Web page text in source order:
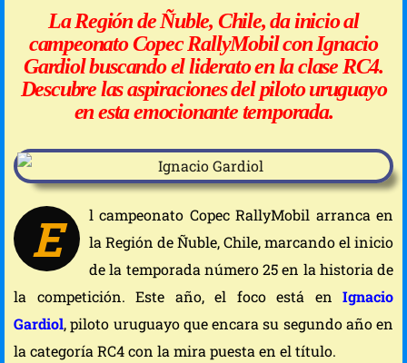
La Región de Ñuble, Chile, da inicio al
campeonato Copec RallyMobil con Ignacio
Gardiol buscando el liderato en la clase RC4.
Descubre las aspiraciones del piloto uruguayo
en esta emocionante temporada.
E
l campeonato Copec RallyMobil arranca en
la Región de Ñuble, Chile, marcando el inicio
de la temporada número 25 en la historia de
la competición. Este año, el foco está en Ignacio
Gardiol, piloto uruguayo que encara su segundo año en
la categoría RC4 con la mira puesta en el título.